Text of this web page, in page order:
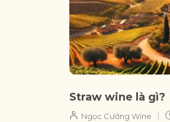
Straw wine là gì?
Ngọc Cường Wine |